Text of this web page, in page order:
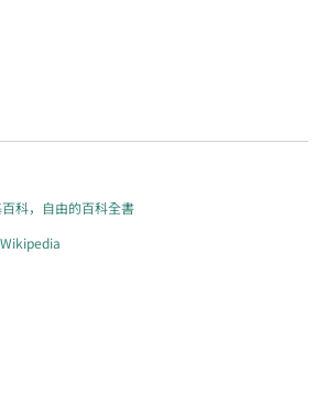
科，自由的百科全書